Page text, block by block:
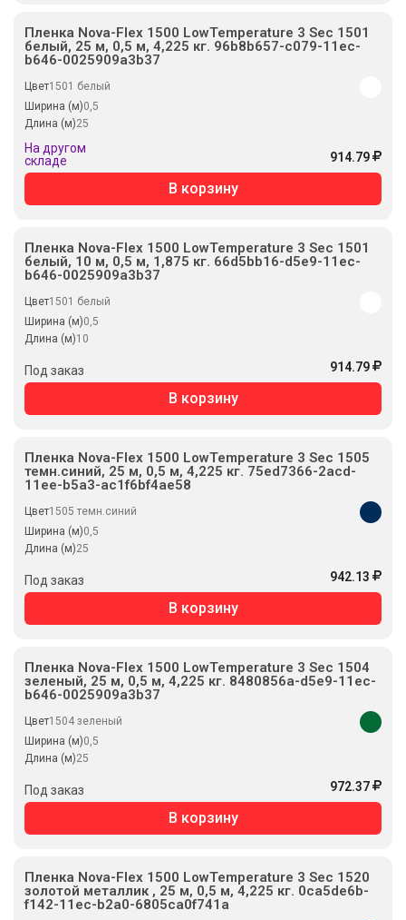
Пленка Nova-Flex 1500 LowTemperature 3 Sec 1501
белый, 25 м, 0,5 м, 4,225 кг. 96b8b657-c079-11ec-
b646-0025909a3b37
Цвет1501 белый
Ширина (м)0,5
Длина (м)25
На другом
складе
914.79
В корзину
Пленка Nova-Flex 1500 LowTemperature 3 Sec 1501
белый, 10 м, 0,5 м, 1,875 кг. 66d5bb16-d5e9-11ec-
b646-0025909a3b37
Цвет1501 белый
Ширина (м)0,5
Длина (м)10
Под заказ 914.79
В корзину
Пленка Nova-Flex 1500 LowTemperature 3 Sec 1505
темн.синий, 25 м, 0,5 м, 4,225 кг. 75ed7366-2acd-
11ee-b5a3-ac1f6bf4ae58
Цвет1505 темн.синий
Ширина (м)0,5
Длина (м)25
Под заказ 942.13
В корзину
Пленка Nova-Flex 1500 LowTemperature 3 Sec 1504
зеленый, 25 м, 0,5 м, 4,225 кг. 8480856a-d5e9-11ec-
b646-0025909a3b37
Цвет1504 зеленый
Ширина (м)0,5
Длина (м)25
Под заказ 972.37
В корзину
Пленка Nova-Flex 1500 LowTemperature 3 Sec 1520
золотой металлик , 25 м, 0,5 м, 4,225 кг. 0ca5de6b-
f142-11ec-b2a0-6805ca0f741a